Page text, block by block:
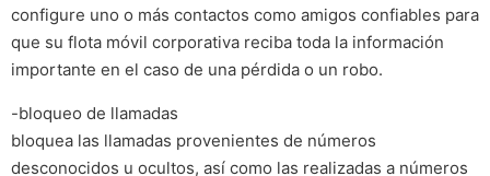
configure uno o más contactos como amigos confiables para
que su flota móvil corporativa reciba toda la información
importante en el caso de una pérdida o un robo.
-bloqueo de llamadas
bloquea las llamadas provenientes de números
desconocidos u ocultos, así como las realizadas a números